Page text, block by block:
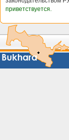
приветствуется.